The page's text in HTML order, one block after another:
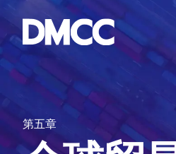
content
第五章